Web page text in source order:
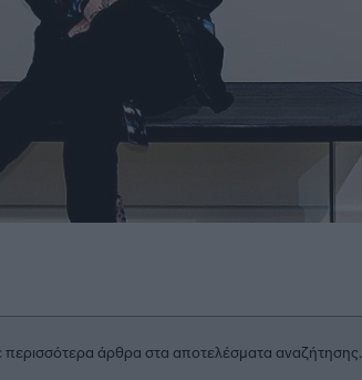
άρθρα στα αποτελέσματα αναζήτησης.